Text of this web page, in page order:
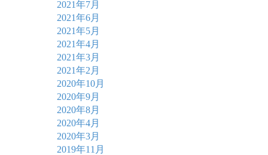
2021年7月
2021年6月
2021年5月
2021年4月
2021年3月
2021年2月
2020年10月
2020年9月
2020年8月
2020年4月
2020年3月
2019年11月